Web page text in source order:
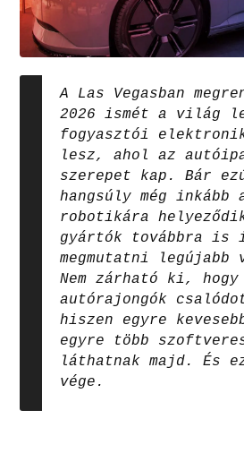
A Las Vegasban
2026 ismét a világ
fogyasztói
lesz, ahol az
szerepet kap. Bár
hangsúly még inkább
robotikára
gyártók továbbra is
megmutatni legújabb
Nem zárható ki, hogy
autórajongók
hiszen egyre
egyre több
láthatnak majd. És
vége.